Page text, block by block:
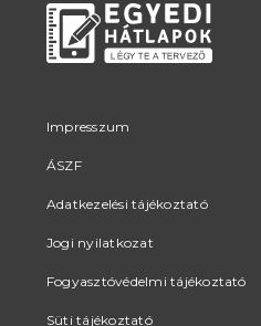
Impresszum
ÁSZF
Adatkezelési tájékoztató
Jogi nyilatkozat
Fogyasztóvédelmi tájékoztató
Süti tájékoztató